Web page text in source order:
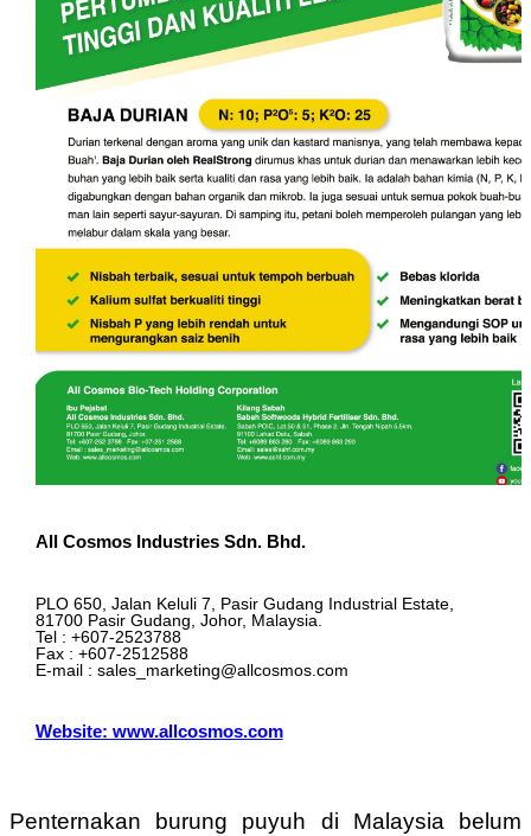
All Cosmos Industries Sdn. Bhd.
PLO 650, Jalan Keluli 7, Pasir Gudang Industrial Estate,
81700 Pasir Gudang, Johor, Malaysia.
Tel : +607-2523788
Fax : +607-2512588
E-mail : sales_marketing@allcosmos.com
Website: www.allcosmos.com
Penternakan burung puyuh di Malaysia belum